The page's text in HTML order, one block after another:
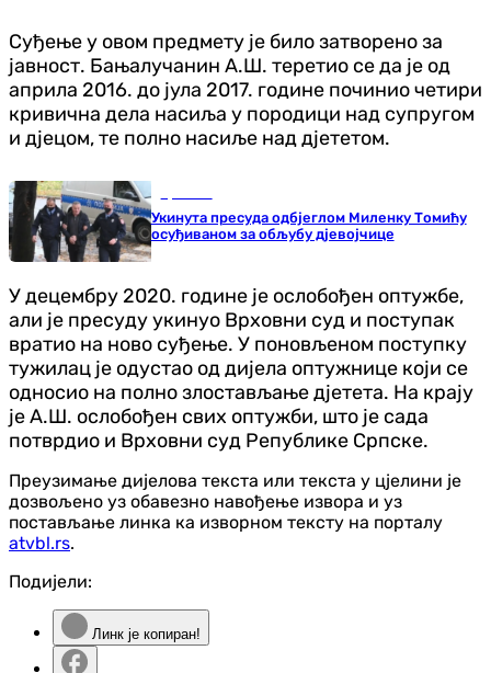
Суђење у овом предмету је било затворено за
јавност. Бањалучанин А.Ш. теретио се да је од
априла 2016. до јула 2017. године починио четири
кривична дела насиља у породици над супругом
и дјецом, те полно насиље над дјететом.
Укинута пресуда одбјеглом Миленку Томићу
осуђиваном за обљубу дјевојчице
У децембру 2020. године је ослобођен оптужбе,
али је пресуду укинуо Врховни суд и поступак
вратио на ново суђење. У поновљеном поступку
тужилац је одустао од дијела оптужнице који се
односио на полно злостављање дјетета. На крају
је А.Ш. ослобођен свих оптужби, што је сада
потврдио и Врховни суд Републике Српске.
Преузимање дијелова текста или текста у цјелини је
дозвољено уз обавезно навођење извора и уз
постављање линка ка изворном тексту на порталу
atvbl.rs.
Подијели:
Линк је копиран!